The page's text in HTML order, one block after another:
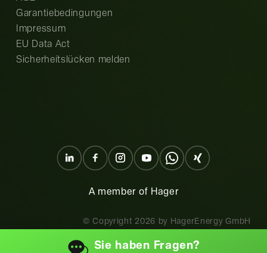
Garantiebedingungen
Impressum
EU Data Act
Sicherheitslücken melden
A member of Hager
© Copyright 2026 by HagerEnergy GmbH
Sie haben Fragen?